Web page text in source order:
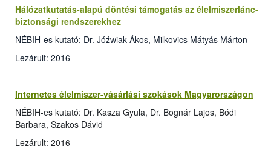
Hálózatkutatás-alapú döntési támogatás az élelmiszerlánc-
biztonsági rendszerekhez
NÉBIH-es kutató: Dr. Jóźwiak Ákos, Milkovics Mátyás Márton
Lezárult: 2016
Internetes élelmiszer-vásárlási szokások Magyarországon
NÉBIH-es kutató: Dr. Kasza Gyula, Dr. Bognár Lajos, Bódi
Barbara, Szakos Dávid
Lezárult: 2016